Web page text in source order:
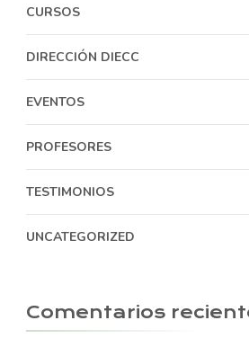
CURSOS
DIRECCIÓN DIECC
EVENTOS
PROFESORES
TESTIMONIOS
UNCATEGORIZED
Comentarios